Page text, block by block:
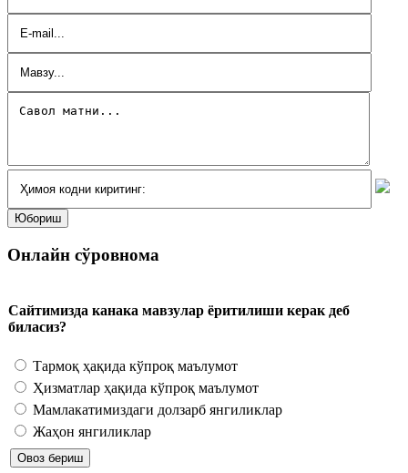
Онлайн сўровнома
Сайтимизда канака мавзулар ёритилиши керак деб
биласиз?
Тармоқ ҳақида кўпроқ маълумот
Ҳизматлар ҳақида кўпроқ маълумот
Мамлакатимиздаги долзарб янгиликлар
Жаҳон янгиликлар